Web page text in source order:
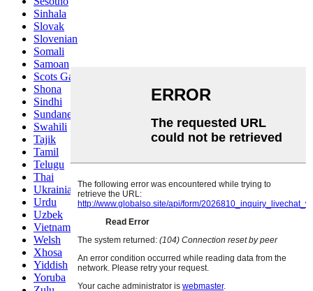
Sinhala
Slovak
Slovenian
Somali
Samoan
Scots Gaelic
Shona
Sindhi
Sundanese
Swahili
Tajik
Tamil
Telugu
Thai
Ukrainian
Urdu
Uzbek
Vietnamese
Welsh
Xhosa
Yiddish
Yoruba